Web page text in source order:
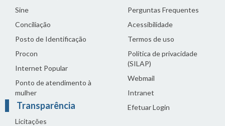
Sine
Conciliação
Posto de Identificação
Procon
Internet Popular
Ponto de atendimento à
mulher
Transparência
Licitações
Perguntas Frequentes
Acessibilidade
Termos de uso
Política de privacidade
(SILAP)
Webmail
Intranet
Efetuar Login